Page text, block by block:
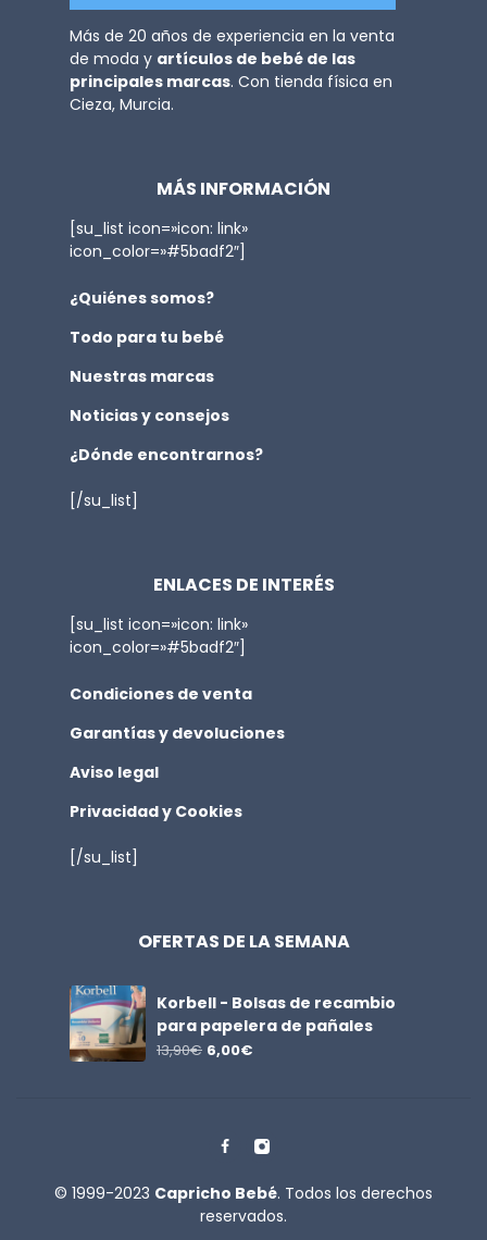
Más de 20 años de experiencia en la venta
de moda y artículos de bebé de las
principales marcas. Con tienda física en
Cieza, Murcia.
MÁS INFORMACIÓN
[su_list icon=»icon: link»
icon_color=»#5badf2″]
¿Quiénes somos?
Todo para tu bebé
Nuestras marcas
Noticias y consejos
¿Dónde encontrarnos?
[/su_list]
ENLACES DE INTERÉS
[su_list icon=»icon: link»
icon_color=»#5badf2″]
Condiciones de venta
Garantías y devoluciones
Aviso legal
Privacidad y Cookies
[/su_list]
OFERTAS DE LA SEMANA
Korbell - Bolsas de recambio
para papelera de pañales
13,90€ 6,00€
© 1999-2023 Capricho Bebé. Todos los derechos
reservados.